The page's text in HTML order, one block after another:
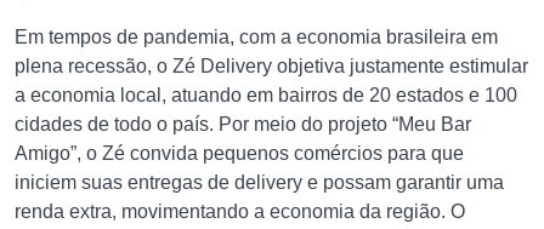
Em tempos de pandemia, com a economia brasileira em
plena recessão, o Zé Delivery objetiva justamente estimular
a economia local, atuando em bairros de 20 estados e 100
cidades de todo o país. Por meio do projeto “Meu Bar
Amigo”, o Zé convida pequenos comércios para que
iniciem suas entregas de delivery e possam garantir uma
renda extra, movimentando a economia da região. O